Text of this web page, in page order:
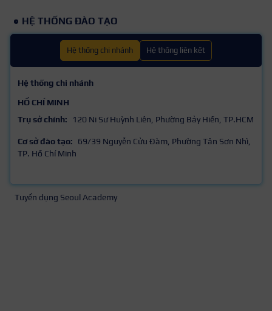
HỆ THỐNG ĐÀO TẠO
Hệ thống chi nhánh Hệ thống liên kết
Hệ thống chi nhánh
HỒ CHÍ MINH
Trụ sở chính:
120 Ni Sư Huỳnh Liên, Phường Bảy Hiền, TP.HCM
Cơ sở đào tạo:
69/39 Nguyễn Cửu Đàm, Phường Tân Sơn Nhì,
TP. Hồ Chí Minh
Tuyển dụng Seoul Academy